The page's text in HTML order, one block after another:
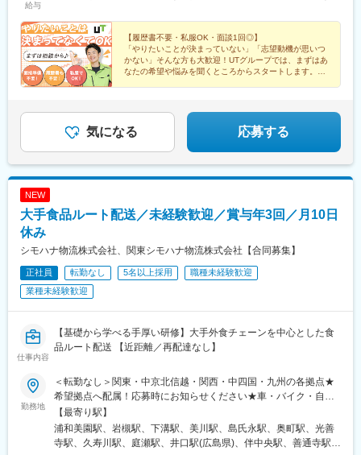
駅、杉田駅(福島県)、磐城棚倉駅、福島駅(福島県)、大越駅、五百
川駅、磐城浅川駅、石岡駅、徳宿駅、羽鳥駅、西取手駅、研究学
園駅、大宝駅、三妻駅、神立駅、磯原駅、大甕駅、下総神崎駅、
阿字ケ浦駅、水戸駅、東海駅、玉村駅、牛久駅、守谷駅、下館
駅、大洋駅、常陸大宮駅、鹿島神宮駅、古河駅、清原地区市民セ
駅、太田駅(群馬県)、境町駅、北原駅、上尾駅、吉野原駅、本川越
駅、飯能駅、南鳩ケ谷駅、新越谷駅、大野原駅、鷲宮駅、大麻生
駅、柏たなか駅、小櫃駅、旭駅(千葉県)、南船橋駅、みどり台駅、
武台前駅、香川駅、伊勢原駅、海老名駅(相模線)、追浜駅、新杉田
駅、戸出駅、越ノ潟駅、乙丸駅、松任駅、粟津駅(石川県)、王子保
駅、敦賀駅、六条駅、竜王駅、四方津駅、一日市場駅、伊那八幡
駅、平田駅(長野県)、加茂野駅、土岐市駅、西大垣駅、蘇原駅、小
泉駅、下切駅、関下有知駅、穂積駅、中津川駅、ジヤトコ前駅、
上島駅、豊岡駅(静岡県)、日本平駅、焼津駅、沼津駅、三河知立
駅、小牧口駅、藤川駅、東名古屋港駅、大府駅、金城ふ頭駅、豊
田市駅、間内駅、豊明駅、碧南駅、野田城駅、尾張横須賀駅、萩
駅、三日市駅、田丸駅、あすなろう四日市駅、保々駅、市部駅、
南四日市駅、河芸駅、穴太駅(三重県)、高宮駅(滋賀県)、南草津
駅、近江八幡駅、唐橋前駅、水口駅、虎姫駅、近江長岡駅、愛知
川駅、石原駅(京都府)、木幡駅(京都府・京阪線)、並河駅、西大路
御池駅、東舞鶴駅、平林駅(大阪府)、放出駅、滝谷不動駅、西梅田
駅、萱島駅、新石切駅、トレードセンター前駅、高槻市駅、蛸地
給与
交替/金属部品の検査・梱包・茨城県神栖市/月収例32万円/電子基
板製造の機械操作・運搬・神奈川県高座郡/月収例32.6万円/未経験
大歓迎/車の部品製造・名古屋市/月収例30.2万円/2交替/自動化パー
ツの組立検査・三重県四日市市/月収例30万円/大手メーカーで装置
メンテナンス・富山県富山市/月収例31万円/日勤・土日祝休み/半
替・土日休み/プラスチック原料の製造・滋賀県草津市/月収例30万
円～/2交替・土日祝休み/大手メーカーでの組立や検査・兵庫県三
田市/月収例36.6万円/2交替/大手機械メーカーで軽作業・福岡県う
きは市/月収例30万円/土日休み/ボールねじの検査※試用期間：入社
当月＋翌月（最大2カ月）※試用期間中の給与変動なし※給与に関
する詳細は、面談時にご説明させていただきます＜各社共通＞
【履歴書不要・私服OK・面談1回◎】
「やりたいことが決まっていない」「志望動機が思いつ
かない」そんな方も大歓迎！UTグループでは、まずはあ
なたの希望や悩みを聞くところからスタートします。気
気になる 応募する
NEW
大手食品ルート配送／未経験歓迎／賞与年3回／月10日
休み
シモハナ物流株式会社、関東シモハナ物流株式会社【合同募集】
正社員 転勤なし 5名以上採用
職種未経験歓迎
業種未経験歓迎
仕事内容
【基礎から学べる手厚い研修】大手外食チェーンを中心とした食
品ルート配送 【近距離／再配達なし】
勤務地
＜転勤なし＞関東・中京北信越・関西・中四国・九州の各拠点★
希望拠点へ配属！応募時にお知らせください★車・バイク・自転
車通勤可／無料駐車場有【関東】浦和営業所／埼玉県さいたま市
岩槻第一営業所／埼玉県さいたま市厚木営業所／神奈川県厚木市
【中京北信越】石川営業所／石川県能美郡尾張一宮営業所・一宮
【最寄り駅】
浦和美園駅、岩槻駅、下溝駅、美川駅、島氏永駅、奥町駅、光善
寺駅、久寿川駅、庭瀬駅、井口駅(広島県)、伴中央駅、善通寺駅、